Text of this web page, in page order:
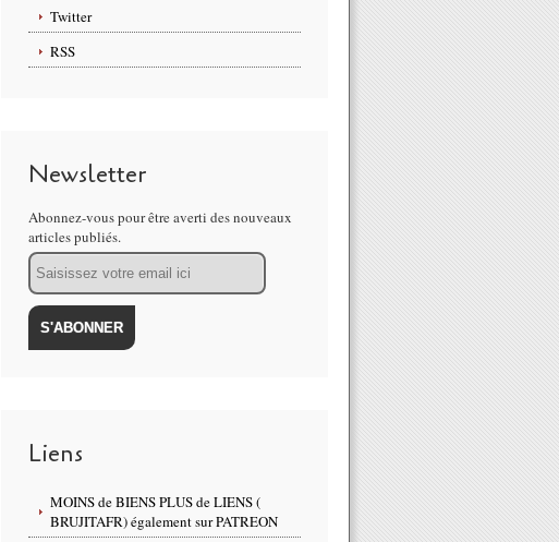
Twitter
RSS
Newsletter
Abonnez-vous pour être averti des nouveaux
articles publiés.
Email
Liens
MOINS de BIENS PLUS de LIENS (
BRUJITAFR) également sur PATREON